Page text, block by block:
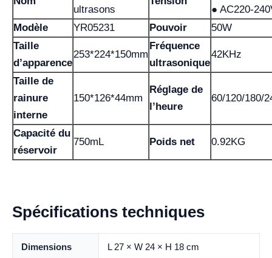
ultrasons
● AC220-
Modèle
YR05231 Pouvoir
50W
Taille
d’apparence
253*224*150mm
Fréquence
ultrasonique
42KHz
Taille de
rainure
interne
150*126*44mm
Réglage de
l’heure
60/120/180/
Capacité du
réservoir
750mL Poids net 0.92KG
Spécifications techniques
Dimensions L 27 × W 24 × H 18 cm